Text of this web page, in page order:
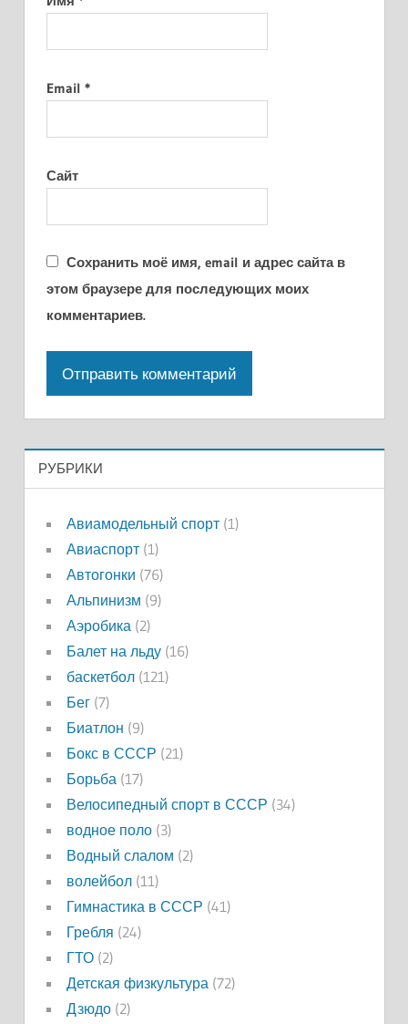
Email *
Сайт
Сохранить моё имя, email и адрес сайта в
этом браузере для последующих моих
комментариев.
РУБРИКИ
Авиамодельный спорт(1)
Авиаспорт(1)
Автогонки (76)
Альпинизм (9)
Аэробика(2)
Балет на льду(16)
баскетбол(121)
Бег(7)
Биатлон (9)
Бокс в СССР (21)
Борьба(17)
Велосипедный спорт в СССР (34)
водное поло(3)
Водный слалом (2)
волейбол(11)
Гимнастика в СССР (41)
Гребля (24)
ГТО(2)
Детская физкультура(72)
Дзюдо(2)